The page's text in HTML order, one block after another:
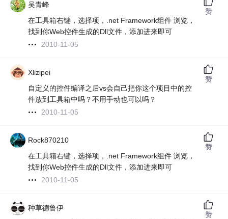
吴青峰
在工具箱右键，选择项，.net Framework组件 浏览，
找到你Web控件生成的Dll文件，添加进来即可
2010-11-05
赞
Xlizipei
自定义的控件编译之后vs会自己把你这个项目中的控
件放到工具箱中吗？不用手动也可以吗？
2010-11-05
赞
Rock870210
在工具箱右键，选择项，.net Framework组件 浏览，
找到你Web控件生成的Dll文件，添加进来即可
2010-11-05
赞
种草德鲁伊
赞